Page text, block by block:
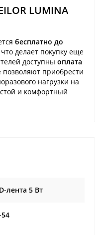
LUMINA
бесплатно до
что делает покупку еще
доступны оплата
позволяют приобрести
нагрузки на
и комфортный
лента 5 Вт